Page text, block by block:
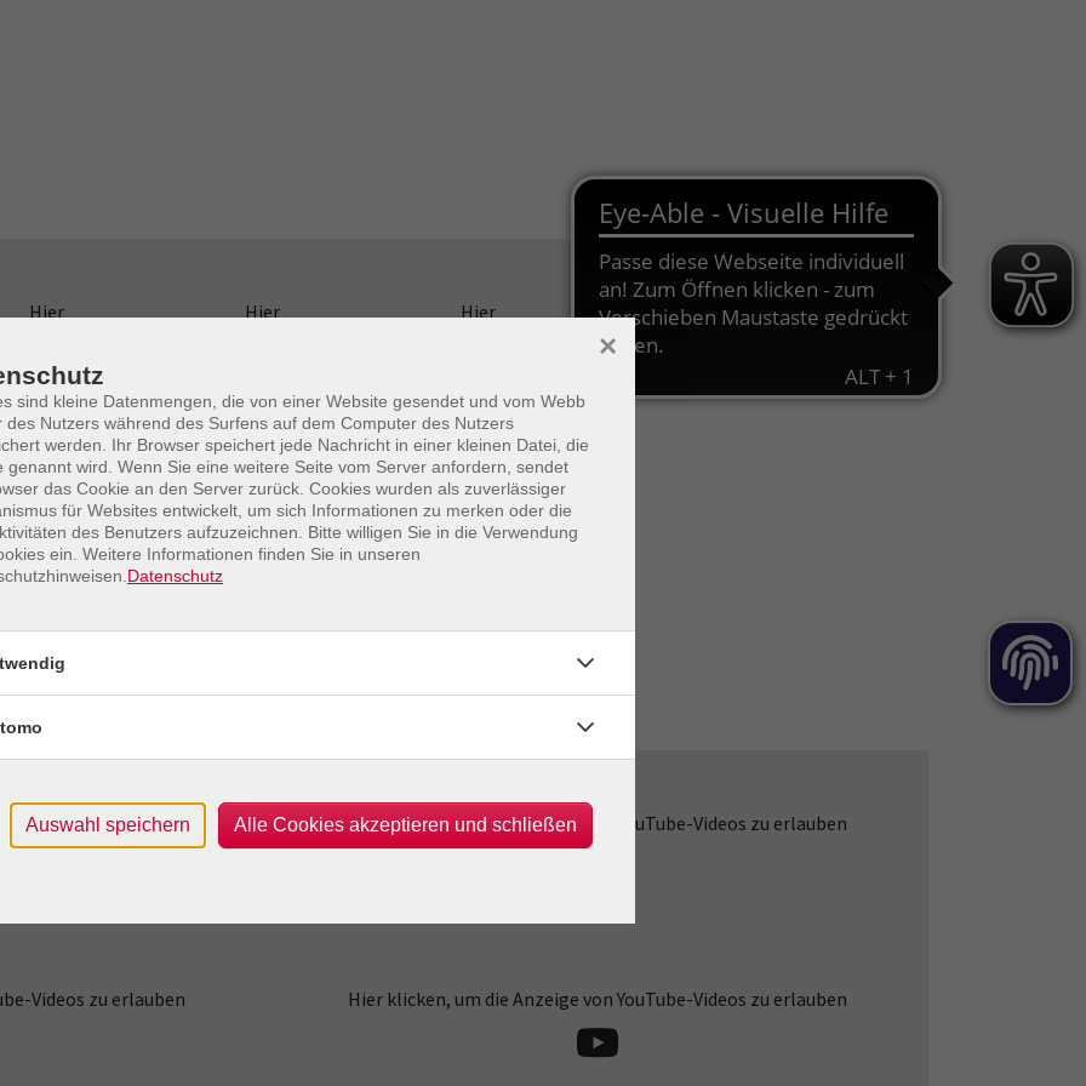
Hier
die Anzeige
von
YouTube-
Videos zu
erlauben
Hier
von
YouTube-
Videos zu
erlauben
Hier
von
YouTube-
Videos zu
erlauben
Videos zu erlauben Hier klicken, um die Anzeige von YouTube-Videos zu erlauben
Videos zu erlauben Hier klicken, um die Anzeige von YouTube-Videos zu erlauben
sind kleine Datenmengen, die von einer Website gesendet und vom Webb
des Nutzers während des Surfens auf dem Computer des Nutzers
werden. Ihr Browser speichert jede Nachricht in einer kleinen Datei, die
genannt wird. Wenn Sie eine weitere Seite vom Server anfordern, sendet
das Cookie an den Server zurück. Cookies wurden als zuverlässiger
für Websites entwickelt, um sich Informationen zu merken oder die
des Benutzers aufzuzeichnen. Bitte willigen Sie in die Verwendung
ein. Weitere Informationen finden Sie in unseren
Datenschutz
×
Auswahl speichern Alle Cookies akzeptieren und schließen